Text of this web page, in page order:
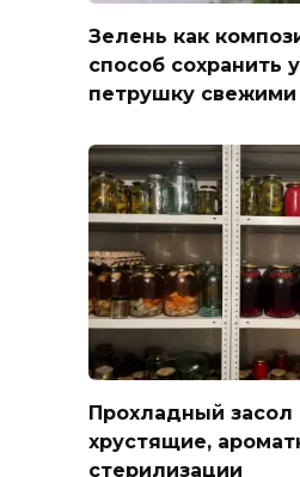
Зелень как
способ сохранить
петрушку
Прохладный засол
хрустящие,
стерилизации